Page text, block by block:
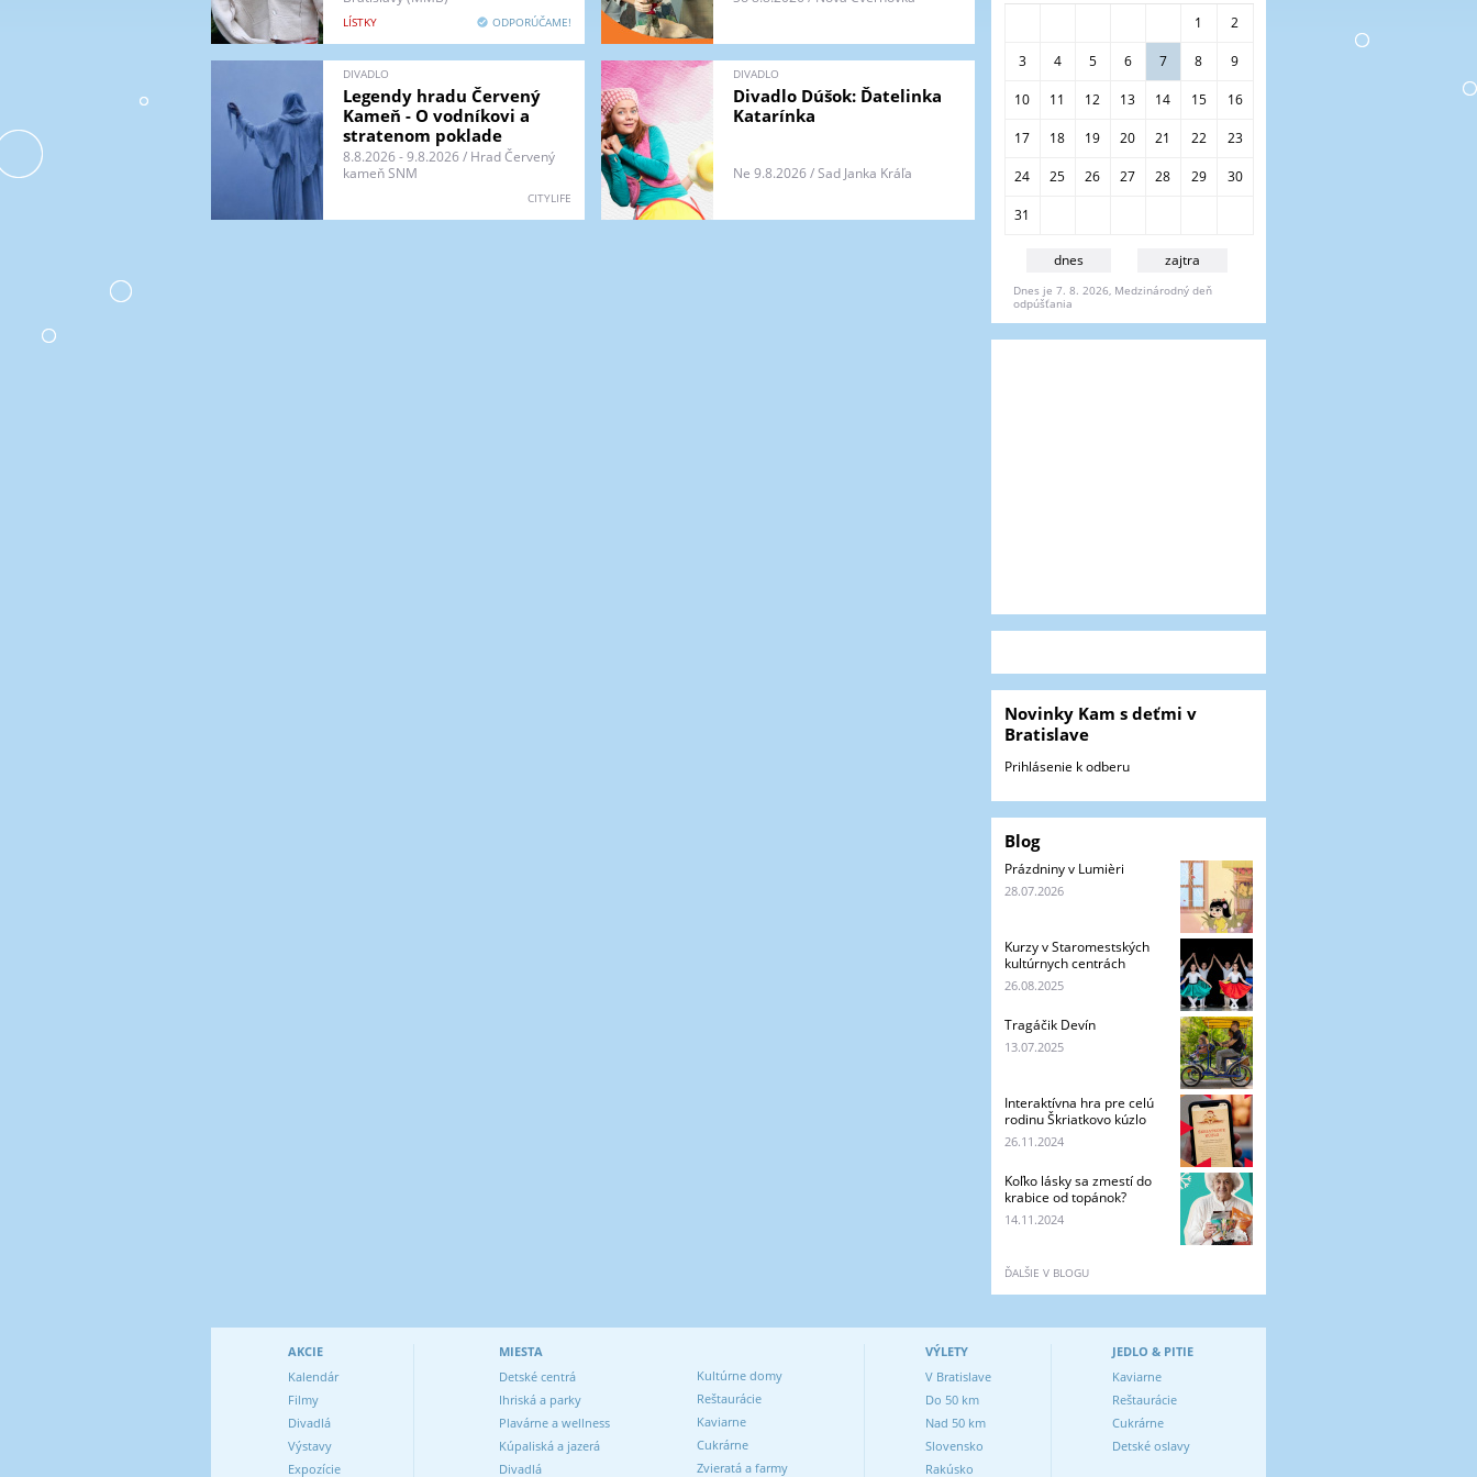
A
L
L
i
e
a
r
t
LÍSTKY ODPORÚČAME!
DIVADLO
Legendy hradu Červený
Kameň - O vodníkovi a
stratenom poklade
8.8.2026 - 9.8.2026 / Hrad Červený
kameň SNM
CITYLIFE
DIVADLO
Divadlo Dúšok: Ďatelinka
Katarínka
Ne 9.8.2026 / Sad Janka Kráľa
1 2
3 4 5 6 7 8 9
10 11 12 13 14 15 16
17 18 19 20 21 22 23
24 25 26 27 28 29 30
31
dnes zajtra
Dnes je 7. 8. 2026, Medzinárodný deň
odpúšťania
Novinky Kam s deťmi v
Bratislave
Prihlásenie k odberu
Blog
Prázdniny v Lumièri
28.07.2026
Kurzy v Staromestských
kultúrnych centrách
26.08.2025
Tragáčik Devín
13.07.2025
Interaktívna hra pre celú
rodinu Škriatkovo kúzlo
26.11.2024
Koľko lásky sa zmestí do
krabice od topánok?
14.11.2024
ĎALŠIE V BLOGU
AKCIE
Kalendár
Filmy
Divadlá
Výstavy
Expozície
MIESTA
Detské centrá
Ihriská a parky
Plavárne a wellness
Kúpaliská a jazerá
Divadlá
Kultúrne domy
Reštaurácie
Kaviarne
Cukrárne
Zvieratá a farmy
VÝLETY
V Bratislave
Do 50 km
Nad 50 km
Slovensko
Rakúsko
JEDLO & PITIE
Kaviarne
Reštaurácie
Cukrárne
Detské oslavy